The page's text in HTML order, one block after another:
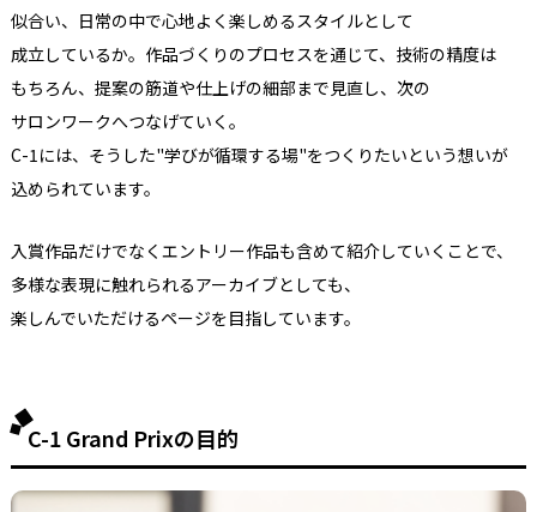
似合い、 日常の中で心地よく 楽しめるスタイルと して
成立しているか。 作品づくりのプロセスを通じて、 技術の精度は
もちろん、 提案の筋道や仕上げの細部まで見直し、 次の
サロンワークへつなげていく。
C-1には、 そうした"学びが循環する場"をつくりたいという想いが
込められています。
入賞作品だけでなく エントリー作品も含めて紹介していく ことで、
多様な表現に触れられるアーカイブと しても、
楽しんでいただけるページを目指しています。
C-1 Grand Prixの目的